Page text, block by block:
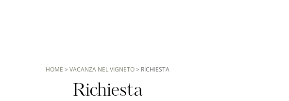
HOME > VACANZA NEL VIGNETO> RICHIESTA
Richiesta